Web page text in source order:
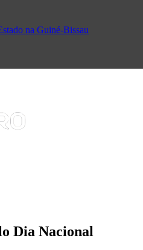
na Guiné-Bissau
Dia Nacional